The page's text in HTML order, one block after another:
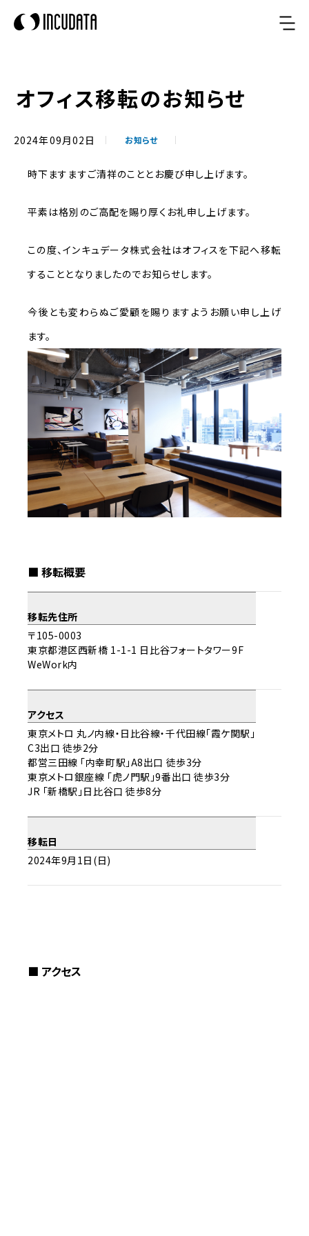
オフィス移転のお知らせ
2024年09月02日 お知らせ
時下ますますご清祥のこととお慶び申し上げます。
平素は格別のご高配を賜り厚くお礼申し上げます。
この度、インキュデータ株式会社はオフィスを下記へ移転
することとなりましたのでお知らせします。
今後とも変わらぬご愛顧を賜りますようお願い申し上げ
ます。
■ 移転概要
移転先住所
〒105-0003
東京都港区西新橋 1-1-1 日比谷フォートタワー9F
WeWork内
アクセス
東京メトロ 丸ノ内線・日比谷線・千代田線「霞ケ関駅」
C3出口 徒歩2分
都営三田線 「内幸町駅」A8出口 徒歩3分
東京メトロ銀座線 「虎ノ門駅」9番出口 徒歩3分
JR 「新橋駅」日比谷口 徒歩8分
移転日
2024年9月1日(日)
■ アクセス